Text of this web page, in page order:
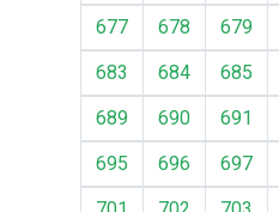
677
678 679
683
684 685
689
690 691
695
696 697